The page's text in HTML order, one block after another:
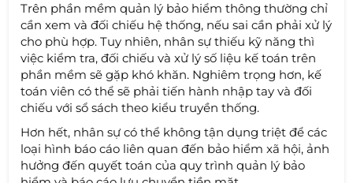
Trên phần mềm quản lý bảo hiểm thông thường chỉ
cần xem và đối chiếu hệ thống, nếu sai cần phải xử lý
cho phù hợp. Tuy nhiên, nhân sự thiếu kỹ năng thì
việc kiểm tra, đối chiếu và xử lý số liệu kế toán trên
phần mềm sẽ gặp khó khăn. Nghiêm trọng hơn, kế
toán viên có thể sẽ phải tiến hành nhập tay và đối
chiếu với sổ sách theo kiểu truyền thống.
Hơn hết, nhân sự có thể không tận dụng triệt để các
loại hình báo cáo liên quan đến bảo hiểm xã hội, ảnh
hưởng đến quyết toán của quy trình quản lý bảo